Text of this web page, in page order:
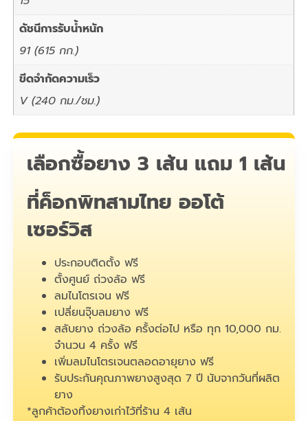
ดัชนีการรับน้ำหนัก
91 (615 กก.)
ขีดจำกัดความเร็ว
V (240 กม./ชม.)
เลือกซื้อยาง 3 เส้น แถม 1 เส้น
ที่ค็อกพิทสามไทย ออโต้
เซอร์วิส
ประกอบติดตั้ง ฟรี
ตั้งศูนย์ ถ่วงล้อ ฟรี
ลมไนโตรเจน ฟรี
เปลี่ยนจุ๊บลมยาง ฟรี
สลับยาง ถ่วงล้อ ครั้งต่อไป หรือ ทุก 10,000 กม.
จำนวน 4 ครั้ง ฟรี
เพิ่มลมไนโตรเจนตลอดอายุยาง ฟรี
รับประกันคุณภาพยางสูงสุด 7 ปี นับจากวันที่ผลิต
ยาง
*ลูกค้าต้องทิ้งยางเก่าไว้ที่ร้าน 4 เส้น